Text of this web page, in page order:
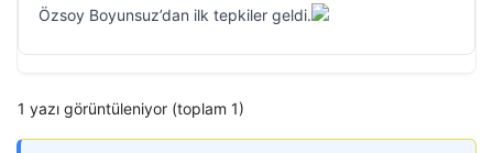
Özsoy Boyunsuz’dan ilk tepkiler geldi.
1 yazı görüntüleniyor (toplam 1)